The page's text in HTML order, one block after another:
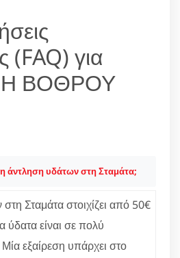
(FAQ) για
ΒΟΘΡΟΥ
η άντληση υδάτων στη Σταμάτα;
Σταμάτα στοιχίζει από 50€
ύδατα είναι σε πολύ
εξαίρεση υπάρχει στο